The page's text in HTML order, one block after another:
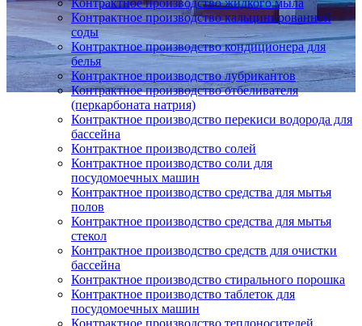
Контрактное производство жидкого мыла
Контрактное производство кальцинированной
соды
Контрактное производство кондиционера для
белья
Контрактное производство лубрикантов
Контрактное производство отбеливателя
(перкарбоната натрия)
Контрактное производство перекиси водорода для
бассейна
Контрактное производство солей
Контрактное производство соли для
посудомоечных машин
Контрактное производство средства для мытья
полов
Контрактное производство средства для мытья
стекол
Контрактное производство средств для очистки
бассейна
Контрактное производство стирального порошка
Контрактное производство таблеток для
посудомоечных машин
Контрактное производство теплоносителей